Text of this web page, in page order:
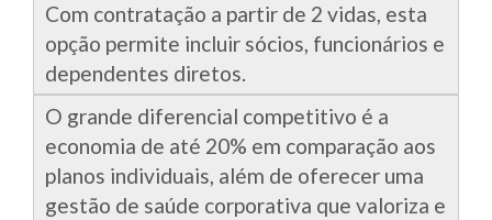
Com contratação a partir de 2 vidas, esta
opção permite incluir sócios, funcionários e
dependentes diretos.
O grande diferencial competitivo é a
economia de até 20% em comparação aos
planos individuais, além de oferecer uma
gestão de saúde corporativa que valoriza e